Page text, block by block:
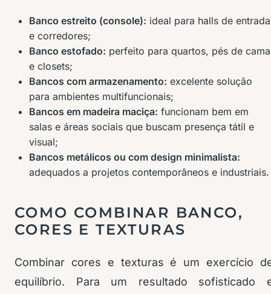
Banco estreito (console): ideal para halls de entrada
e corredores;
Banco estofado: perfeito para quartos, pés de cama
e closets;
Bancos com armazenamento: excelente solução
para ambientes multifuncionais;
Bancos em madeira maciça: funcionam bem em
salas e áreas sociais que buscam presença tátil e
visual;
Bancos metálicos ou com design minimalista:
adequados a projetos contemporâneos e industriais.
COMO COMBINAR BANCO,
CORES E TEXTURAS
Combinar cores e texturas é um exercício
equilíbrio. Para um resultado sofisticado